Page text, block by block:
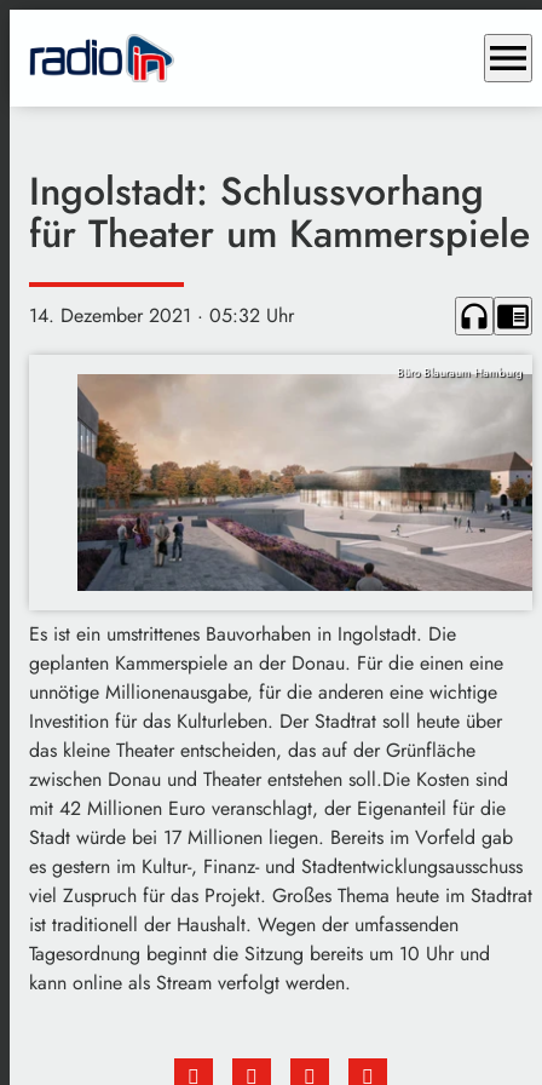
menu
Ingolstadt: Schlussvorhang
für Theater um Kammerspiele
14. Dezember 2021 · 05:32 Uhr headphones chrome_reader_mode
Büro Blauraum Hamburg
Es ist ein umstrittenes Bauvorhaben in Ingolstadt. Die
geplanten Kammerspiele an der Donau. Für die einen eine
unnötige Millionenausgabe, für die anderen eine wichtige
Investition für das Kulturleben. Der Stadtrat soll heute über
das kleine Theater entscheiden, das auf der Grünfläche
zwischen Donau und Theater entstehen soll.Die Kosten sind
mit 42 Millionen Euro veranschlagt, der Eigenanteil für die
Stadt würde bei 17 Millionen liegen. Bereits im Vorfeld gab
es gestern im Kultur-, Finanz- und Stadtentwicklungsausschuss
viel Zuspruch für das Projekt. Großes Thema heute im Stadtrat
ist traditionell der Haushalt. Wegen der umfassenden
Tagesordnung beginnt die Sitzung bereits um 10 Uhr und
kann online als Stream verfolgt werden.